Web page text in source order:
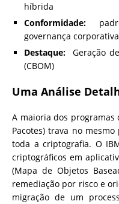
híbrida
Conformidade:
governança corporativa
Destaque: Geração
(CBOM)
Uma Análise
A maioria dos programas
Pacotes) trava no
toda a criptografia. O
criptográficos em
(Mapa de Objetos
remediação por risco e
migração de um